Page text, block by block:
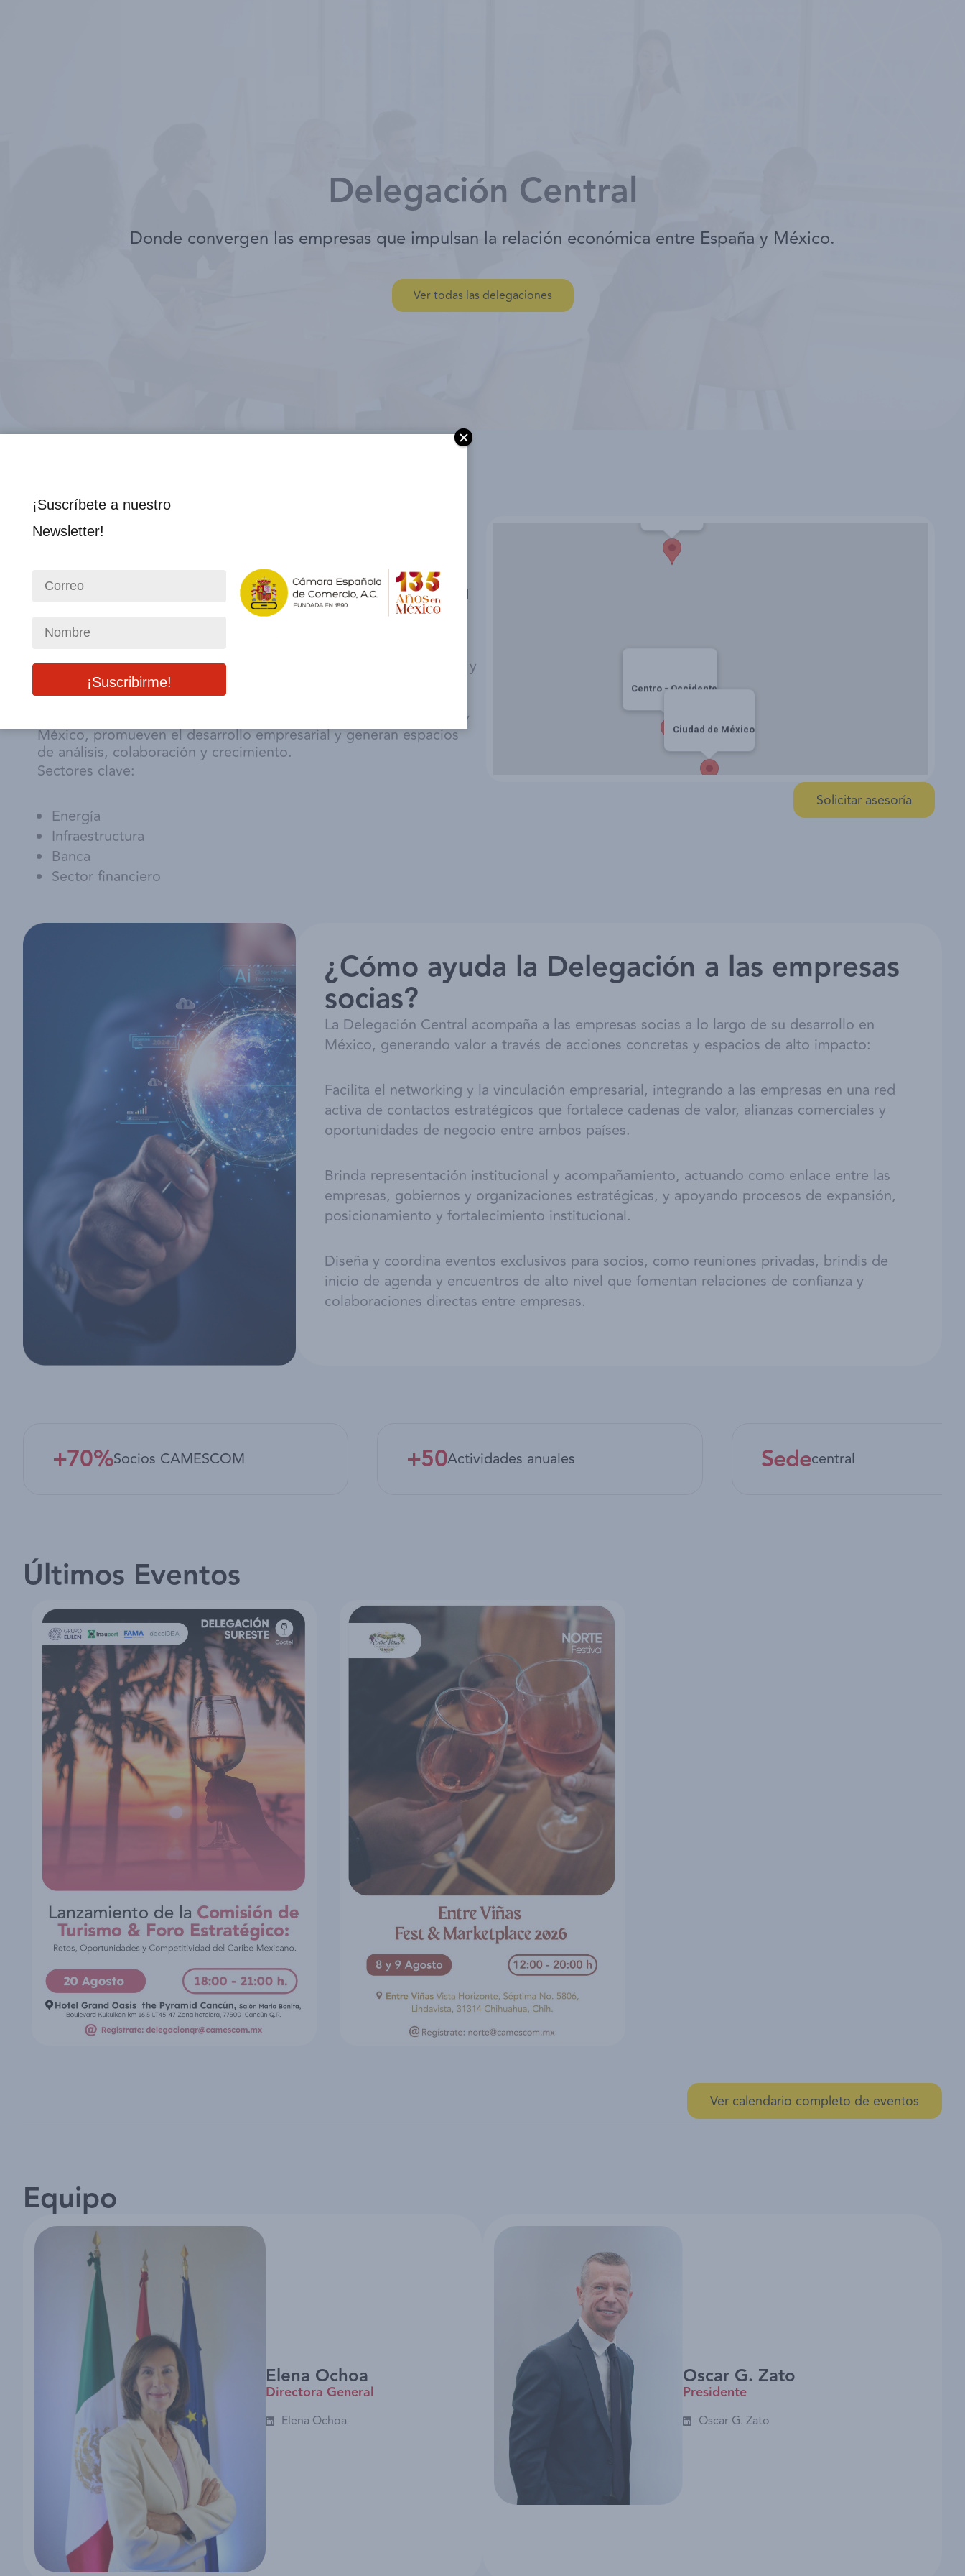
Delegación Central
Donde convergen las empresas que impulsan la relación económica entre España y México.
Ver todas las delegaciones
Función de la delegación: ser el núcleo operativo y de
representación de la Cámara. Desde aquí se concentra cerca del
70 % de las empresas socias, lo que la convierte en el principal
espacio de articulación
con autoridades, organismos empresariales, instituciones públicas y
actores clave del ecosistema económico nacional. A través de una
agenda activa y especializada, la Delegación Central impulsa
iniciativas que fortalecen las relaciones comerciales entre España y
México, promueven el desarrollo empresarial y generan espacios
de análisis, colaboración y crecimiento.
Sectores clave:
Energía
Infraestructura
Banca
Sector financiero
Ciudad de México
Centro - Occidente
Solicitar asesoría
¿Cómo ayuda la Delegación a las empresas
socias?
La Delegación Central acompaña a las empresas socias a lo largo de su desarrollo en
México, generando valor a través de acciones concretas y espacios de alto impacto:
Facilita el networking y la vinculación empresarial, integrando a las empresas en una red
activa de contactos estratégicos que fortalece cadenas de valor, alianzas comerciales y
oportunidades de negocio entre ambos países.
Brinda representación institucional y acompañamiento, actuando como enlace entre las
empresas, gobiernos y organizaciones estratégicas, y apoyando procesos de expansión,
posicionamiento y fortalecimiento institucional.
Diseña y coordina eventos exclusivos para socios, como reuniones privadas, brindis de
inicio de agenda y encuentros de alto nivel que fomentan relaciones de confianza y
colaboraciones directas entre empresas.
+70%Socios CAMESCOM +50Actividades anuales Sedecentral
Últimos Eventos
Ver calendario completo de eventos
Equipo
Elena Ochoa
Directora General
Elena Ochoa
Oscar G. Zato
Presidente
Oscar G. Zato
¡Suscríbete a nuestro
Newsletter!